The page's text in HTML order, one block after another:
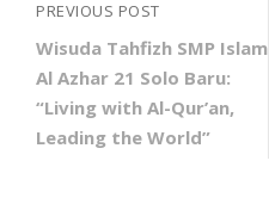
PREVIOUS POST
Wisuda Tahfizh SMP Islam
Al Azhar 21 Solo Baru:
“Living with Al-Qur’an,
Leading the World”